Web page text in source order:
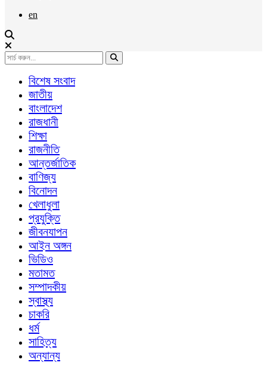
en
বিশেষ সংবাদ
জাতীয়
বাংলাদেশ
রাজধানী
শিক্ষা
রাজনীতি
আন্তর্জাতিক
বাণিজ্য
বিনোদন
খেলাধুলা
প্রযুক্তি
জীবনযাপন
আইন অঙ্গন
ভিডিও
মতামত
সম্পাদকীয়
স্বাস্থ্য
চাকরি
ধর্ম
সাহিত্য
অন্যান্য